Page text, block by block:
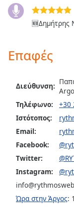
Caption
Background
Color
Opacity
Font
Edge
🆕Δημήτρης
Επαφές
Διεύθυνση:
Τηλέφωνο:
+30
Ιστότοπος:
Email:
Facebook:
Twitter:
Instagram:
Ώρα στην Άργος: